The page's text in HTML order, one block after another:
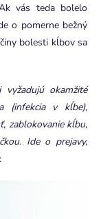
vás teda bolelo
o pomerne bežný
bolesti kĺbov sa
okamžité
(infekcia v kĺbe),
zablokovanie kĺbu,
Ide o prejavy,